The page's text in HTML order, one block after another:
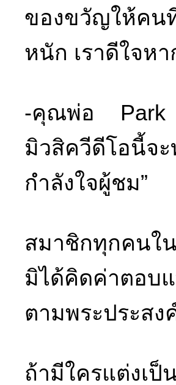
ของขวัญให้คน
หนัก เราดีใจห
-คุณพ่อ Park
มิวสิควีดีโอนี้จ
กำลังใจผู้ชม”
สมาชิกทุกคนใ
มิได้คิดค่าตอบ
ตามพระประสง
ถ้ามีใครแต่งเ